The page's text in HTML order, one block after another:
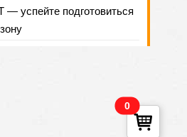
— успейте подготовиться
0